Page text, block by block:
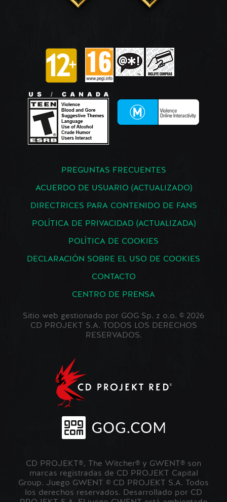
PREGUNTAS FRECUENTES
ACUERDO DE USUARIO (ACTUALIZADO)
DIRECTRICES PARA CONTENIDO DE FANS
POLÍTICA DE PRIVACIDAD (ACTUALIZADA)
POLÍTICA DE COOKIES
DECLARACIÓN SOBRE EL USO DE COOKIES
CONTACTO
CENTRO DE PRENSA
Sitio web gestionado por GOG Sp. z o.o. © 2026
CD PROJEKT S.A. TODOS LOS DERECHOS
RESERVADOS.
CD PROJEKT®, The Witcher® y GWENT® son
marcas registradas de CD PROJEKT Capital
Group. Juego GWENT © CD PROJEKT S.A. Todos
los derechos reservados. Desarrollado por CD